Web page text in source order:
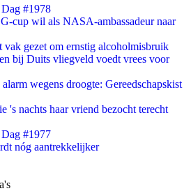
#1978
cup wil als NASA-ambassadeur naar
vak gezet om ernstig alcoholmisbruik
bij Duits vliegveld voedt vrees voor
wegens droogte: Gereedschapskist
's nachts haar vriend bezocht terecht
#1977
nóg aantrekkelijker